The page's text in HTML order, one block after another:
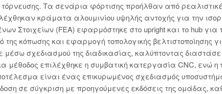
τόρνευσης. Τα σενάρια φόρτισης προήλθαν από
κράματα αλουμινίου υψηλής αντοχής για την
Στοιχείων (FEA) εφαρμόστηκε στο upright και το hub
κόπωσης και εφαρμογή τοπολογικής βελτιστοποίησης
σχεδιασμού της διαδικασίας, καλύπτοντας
μέθοδος επιλέχθηκε η συμβατική κατεργασία CNC, ενώ
είναι ένας επικυρωμένος σχεδιασμός
σε σύγκριση με προηγούμενες εκδόσεις της ομάδας,